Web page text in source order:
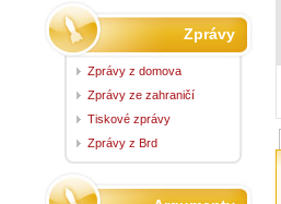
Zprávy
Zprávy z domova
Zprávy ze zahraničí
Tiskové zprávy
Zprávy z Brd